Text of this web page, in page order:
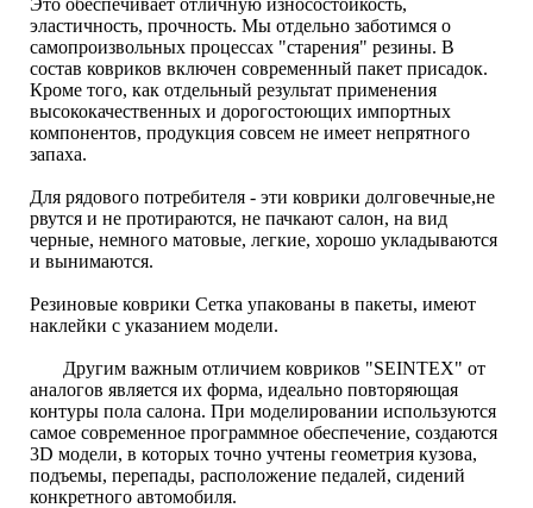
эластичность, прочность. Мы отдельно заботимся о
самопроизвольных процессах "старения" резины. В
состав ковриков включен современный пакет присадок.
Кроме того, как отдельный результат применения
высококачественных и дорогостоющих импортных
компонентов, продукция совсем не имеет непрятного
запаха.
Для рядового потребителя - эти коврики долговечные,не
рвутся и не протираются, не пачкают салон, на вид
черные, немного матовые, легкие, хорошо укладываются
и вынимаются.
Резиновые коврики Сетка упакованы в пакеты, имеют
наклейки с указанием модели.
Другим важным отличием ковриков "SEINTEX" от
аналогов является их форма, идеально повторяющая
контуры пола салона. При моделировании используются
самое современное программное обеспечение, создаются
3D модели, в которых точно учтены геометрия кузова,
подъемы, перепады, расположение педалей, сидений
конкретного автомобиля.